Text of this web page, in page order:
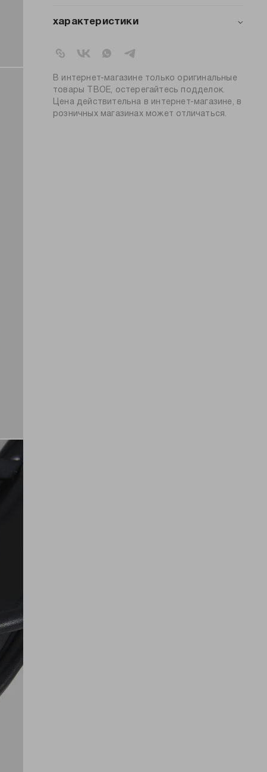
характеристики
коллекция:
вид застежки:
без застежки
цвет:
черный
состав:
100% полиуретан
узор:
В интернет-магазине только оригинальные
товары ТВОЕ, остерегайтесь подделок.
Цена действительна в интернет-магазине, в
розничных магазинах может отличаться.